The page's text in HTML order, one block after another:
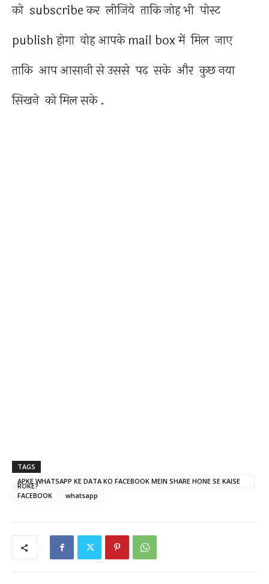
को subscribe कर लीजिये ताकि जोह भी पोस्ट
publish होगा वोह आपके mail box में मिल जाए
ताकि आप आसानी से उससे पढ़ सके और कुछ नया
सिखने को मिल सके .
TAGS
APKE WHATSAPP KE DATA KO FACEBOOK MEIN SHARE HONE SE KAISE
ROKE?
FACEBOOK
whatsapp